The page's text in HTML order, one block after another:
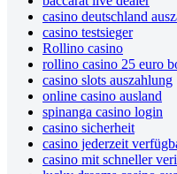
casino deutschland
casino testsieger
Rollino casino
rollino casino 25 euro
casino slots auszahlung
online casino ausland
spinanga casino login
casino sicherheit
casino jederzeit
casino mit schneller